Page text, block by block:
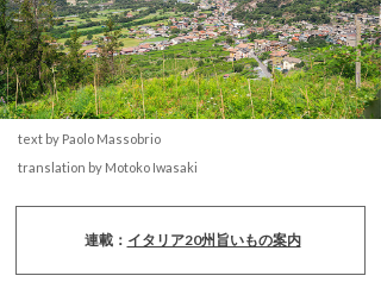
text by Paolo Massobrio
translation by Motoko Iwasaki
連載： イタリア20州旨いもの案内